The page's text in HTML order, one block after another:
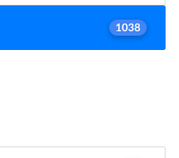
1038